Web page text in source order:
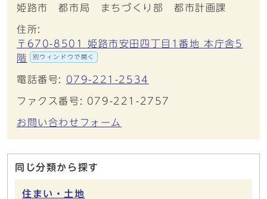
姫路市 都市局 まちづくり部 都市計画課
住所:
〒670-8501 姫路市安田四丁目1番地 本庁舎5
階
別ウィンドウで開く
電話番号: 079-221-2534
ファクス番号: 079-221-2757
お問い合わせフォーム
同じ分類から探す
住まい・土地